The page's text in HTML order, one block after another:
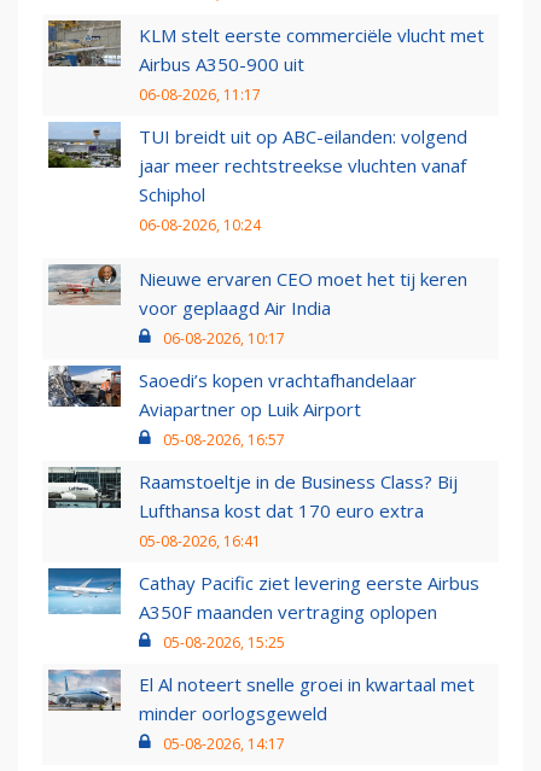
KLM stelt eerste commerciële vlucht met
Airbus A350-900 uit
06-08-2026, 11:17
TUI breidt uit op ABC-eilanden: volgend
jaar meer rechtstreekse vluchten vanaf
Schiphol
06-08-2026, 10:24
Nieuwe ervaren CEO moet het tij keren
voor geplaagd Air India
06-08-2026, 10:17
Saoedi’s kopen vrachtafhandelaar
Aviapartner op Luik Airport
05-08-2026, 16:57
Raamstoeltje in de Business Class? Bij
Lufthansa kost dat 170 euro extra
05-08-2026, 16:41
Cathay Pacific ziet levering eerste Airbus
A350F maanden vertraging oplopen
05-08-2026, 15:25
El Al noteert snelle groei in kwartaal met
minder oorlogsgeweld
05-08-2026, 14:17